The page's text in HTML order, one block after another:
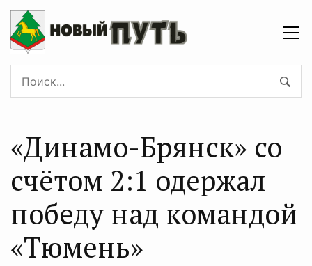
«Динамо-Брянск» со
счётом 2:1 одержал
победу над командой
«Тюмень»